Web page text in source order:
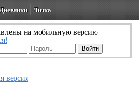
Дневники Личка
на мобильную версию
версия